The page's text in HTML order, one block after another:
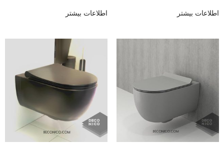
اطلاعات بیشتر اطلاعات بیشتر